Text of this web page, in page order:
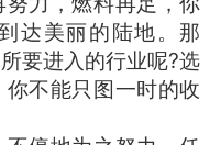
达美丽的陆地。那
要进入的行业呢?选
不能只图一时的收